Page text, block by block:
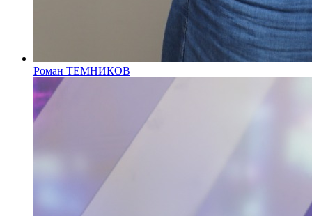
Роман ТЕМНИКОВ